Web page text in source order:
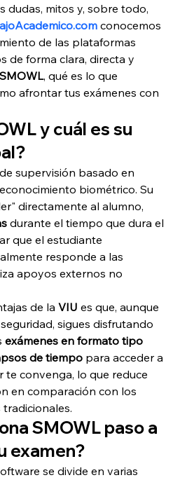
dudas, mitos y, sobre todo,
conocemos
de las plataformas
de forma clara, directa y
, qué es lo que
afrontar tus exámenes con
y cuál es su
supervisión basado en
biométrico. Su
directamente al alumno,
durante el tiempo que dura el
que el estudiante
responde a las
apoyos externos no
de la VIU es que, aunque
sigues disfrutando
exámenes en formato tipo
de tiempo para acceder a
te convenga, lo que reduce
en comparación con los
SMOWL paso a
examen?
se divide en varias